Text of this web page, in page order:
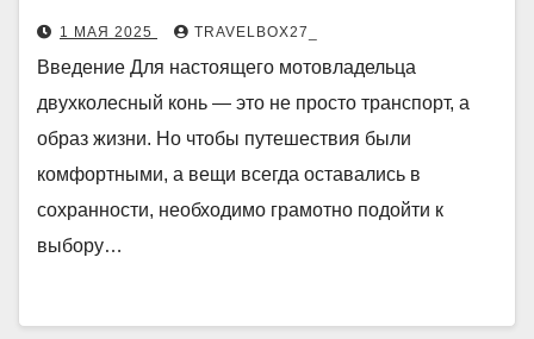
1 МАЯ 2025 TRAVELBOX27_
Введение Для настоящего мотовладельца
двухколесный конь — это не просто транспорт, а
образ жизни. Но чтобы путешествия были
комфортными, а вещи всегда оставались в
сохранности, необходимо грамотно подойти к
выбору…